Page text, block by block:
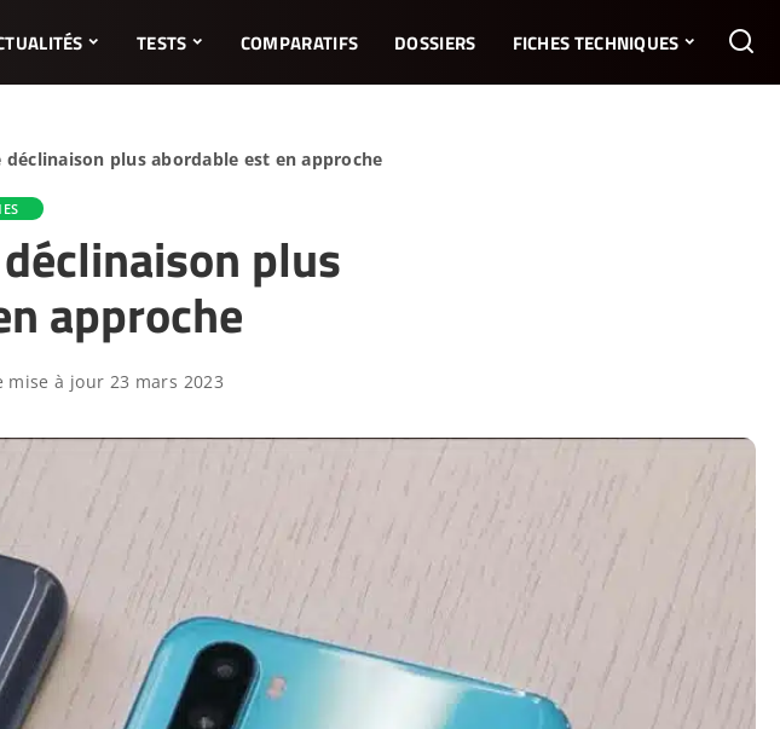
TESTS COMPARATIFS DOSSIERS FICHES TECHNIQUES
déclinaison plus abordable est en approche
plus
approche
mise à jour 23 mars 2023